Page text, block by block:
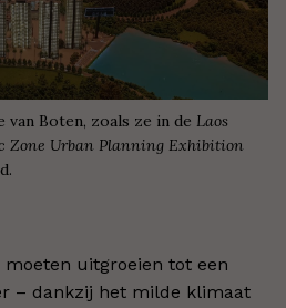
Boten, zoals ze in de Laos
Zone Urban Planning Exhibition
uitgroeien tot een
– dankzij het milde klimaat